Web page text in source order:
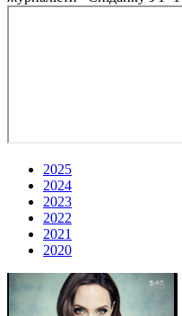
2025
2024
2023
2022
2021
2020